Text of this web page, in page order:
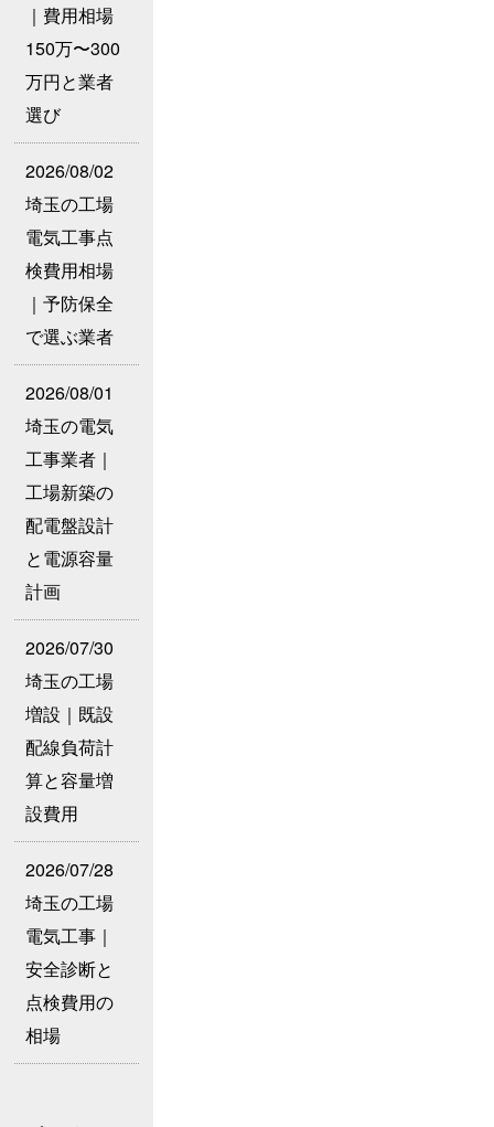
｜費用相場
150万〜300
万円と業者
選び
2026/08/02
埼玉の工場
電気工事点
検費用相場
｜予防保全
で選ぶ業者
2026/08/01
埼玉の電気
工事業者｜
工場新築の
配電盤設計
と電源容量
計画
2026/07/30
埼玉の工場
増設｜既設
配線負荷計
算と容量増
設費用
2026/07/28
埼玉の工場
電気工事｜
安全診断と
点検費用の
相場